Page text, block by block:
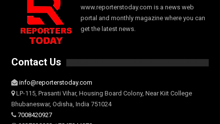
www.reporterstoday.com is a news web
portal and monthly magazine where you can
get the latest news.
Contact Us
info@reporterstoday.com
LP-115, Prasanti Vihar, Housing Board Colony, Near Kiit College
Bhubaneswar, Odisha, India 751024
7008420927